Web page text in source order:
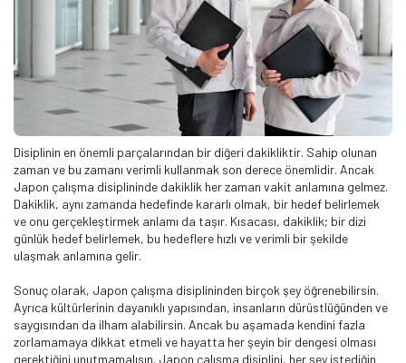
Disiplinin en önemli parçalarından bir diğeri dakikliktir. Sahip olunan
zaman ve bu zamanı verimli kullanmak son derece önemlidir. Ancak
Japon çalışma disiplininde dakiklik her zaman vakit anlamına gelmez.
Dakiklik, aynı zamanda hedefinde kararlı olmak, bir hedef belirlemek
ve onu gerçekleştirmek anlamı da taşır. Kısacası, dakiklik; bir dizi
günlük hedef belirlemek, bu hedeflere hızlı ve verimli bir şekilde
ulaşmak anlamına gelir.
Sonuç olarak, Japon çalışma disiplininden birçok şey öğrenebilirsin.
Ayrıca kültürlerinin dayanıklı yapısından, insanların dürüstlüğünden ve
saygısından da ilham alabilirsin. Ancak bu aşamada kendini fazla
zorlamamaya dikkat etmeli ve hayatta her şeyin bir dengesi olması
gerektiğini unutmamalısın. Japon çalışma disiplini, her şey istediğin